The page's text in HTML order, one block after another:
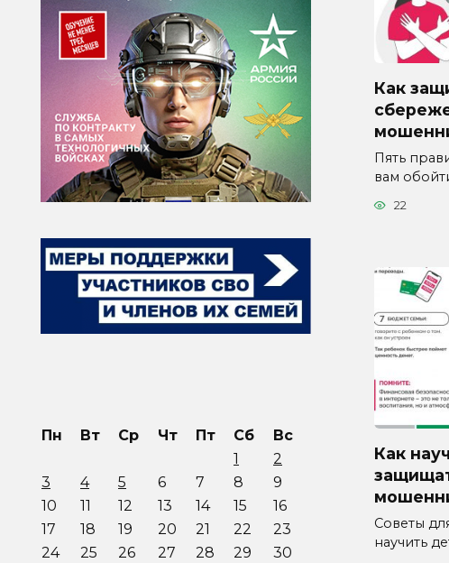
Как
Пять
вам
22
Как
Советы
научить
Пн Вт Ср Чт Пт Сб
Вс
1
2
3
4 5 6 7 8
9
10
11 12 13 14 15
16
17
18 19 20 21 22
23
24
25 26 27 28 29
30